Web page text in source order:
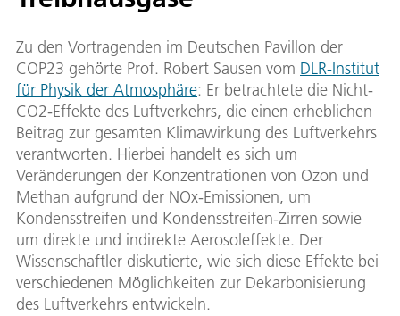
Zu den Vortragenden im Deutschen Pavillon der
COP23 gehörte Prof. Robert Sausen vom DLR-Institut
für Physik der Atmosphäre: Er betrachtete die Nicht-
CO2-Effekte des Luftverkehrs, die einen erheblichen
Beitrag zur gesamten Klimawirkung des Luftverkehrs
verantworten. Hierbei handelt es sich um
Veränderungen der Konzentrationen von Ozon und
Methan aufgrund der NOx-Emissionen, um
Kondensstreifen und Kondensstreifen-Zirren sowie
um direkte und indirekte Aerosoleffekte. Der
Wissenschaftler diskutierte, wie sich diese Effekte bei
verschiedenen Möglichkeiten zur Dekarbonisierung
des Luftverkehrs entwickeln.